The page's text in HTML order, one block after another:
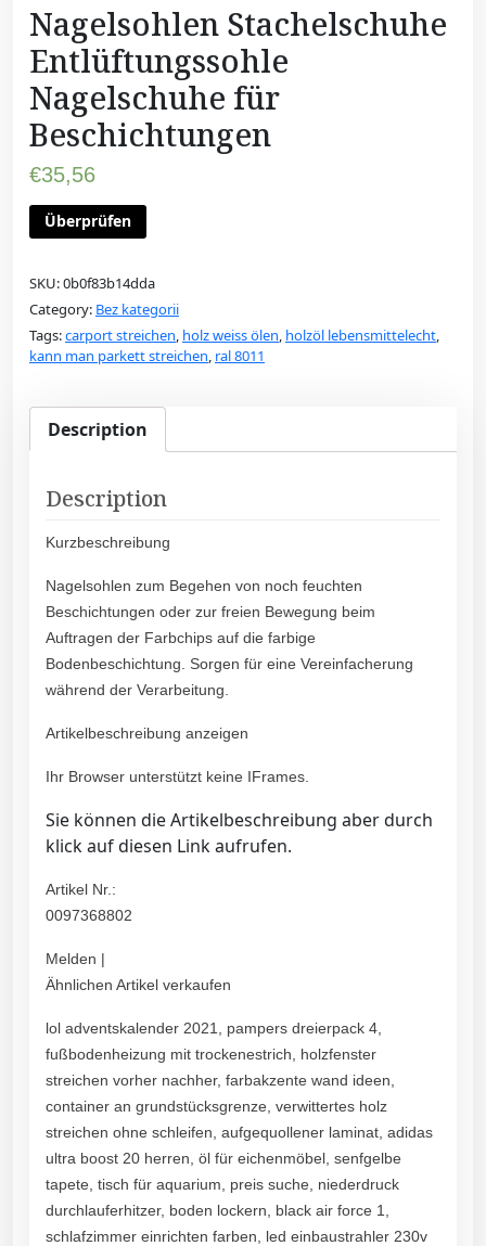
Nagelsohlen Stachelschuhe
Entlüftungssohle
Nagelschuhe für
Beschichtungen
€35,56
Überprüfen
SKU:0b0f83b14dda
Category: Bez kategorii
Tags:carport streichen, holz weiss ölen, holzöl lebensmittelecht,
kann man parkett streichen, ral 8011
Description
Description
Kurzbeschreibung
Nagelsohlen zum Begehen von noch feuchten
Beschichtungen oder zur freien Bewegung beim
Auftragen der Farbchips auf die farbige
Bodenbeschichtung. Sorgen für eine Vereinfacherung
während der Verarbeitung.
Artikelbeschreibung anzeigen
Ihr Browser unterstützt keine IFrames.
Sie können die Artikelbeschreibung aber durch
klick auf diesen Link aufrufen.
Artikel Nr.:
0097368802
Melden |
Ähnlichen Artikel verkaufen
lol adventskalender 2021, pampers dreierpack 4,
fußbodenheizung mit trockenestrich, holzfenster
streichen vorher nachher, farbakzente wand ideen,
container an grundstücksgrenze, verwittertes holz
streichen ohne schleifen, aufgequollener laminat, adidas
ultra boost 20 herren, öl für eichenmöbel, senfgelbe
tapete, tisch für aquarium, preis suche, niederdruck
durchlauferhitzer, boden lockern, black air force 1,
schlafzimmer einrichten farben, led einbaustrahler 230v